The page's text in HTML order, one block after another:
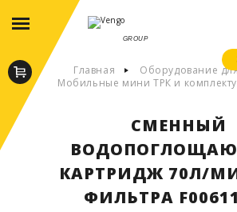
GROUP
Главная
Оборудование
Мобильные мини ТРК и
СМЕННЫЙ
КАРТРИДЖ 70Л/
ФИЛЬТРА